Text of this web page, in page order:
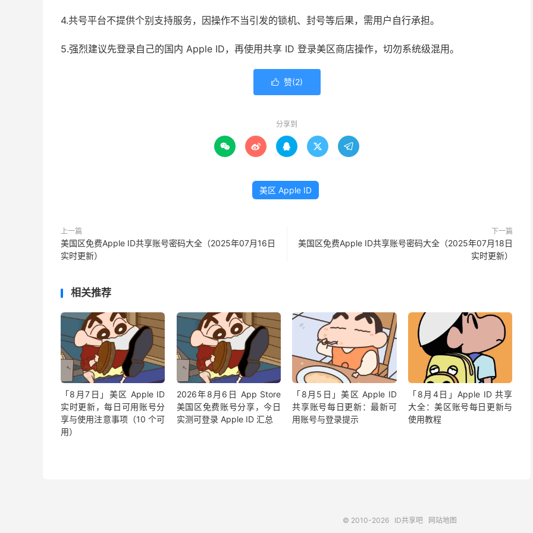
4.共号平台不提供个别支持服务，因操作不当引发的锁机、封号等后果，需用户自行承担。
5.强烈建议先登录自己的国内 Apple ID，再使用共享 ID 登录美区商店操作，切勿系统级混用。
 赞(2)
分享到
    
美区 Apple ID
上一篇
美国区免费Apple ID共享账号密码大全（2025年07月16日
实时更新）
下一篇
美国区免费Apple ID共享账号密码大全（2025年07月18日
实时更新）
相关推荐
「8月7日」美区 Apple ID
实时更新，每日可用账号分
享与使用注意事项（10 个可
用）
2026年8月6日 App Store
美国区免费账号分享，今日
实测可登录 Apple ID 汇总
「8月5日」美区 Apple ID
共享账号每日更新：最新可
用账号与登录提示
「8月4日」Apple ID 共享
大全：美区账号每日更新与
使用教程
© 2010-2026 ID共享吧 网站地图